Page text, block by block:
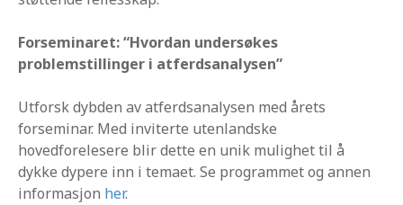
Forseminaret: “Hvordan undersøkes
problemstillinger i atferdsanalysen”
Utforsk dybden av atferdsanalysen med årets
forseminar. Med inviterte utenlandske
hovedforelesere blir dette en unik mulighet til å
dykke dypere inn i temaet. Se programmet og annen
informasjon her.